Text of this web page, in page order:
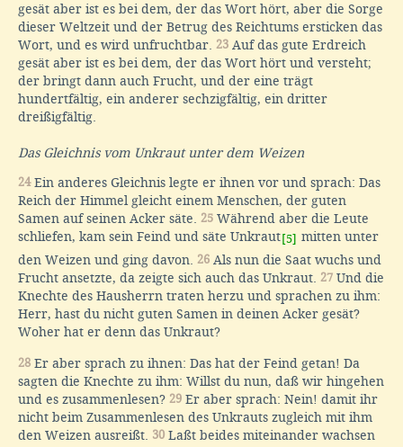
gesät aber ist es bei dem, der das Wort hört, aber die Sorge
dieser Weltzeit und der Betrug des Reichtums ersticken das
Wort, und es wird unfruchtbar. 23 Auf das gute Erdreich
gesät aber ist es bei dem, der das Wort hört und versteht;
der bringt dann auch Frucht, und der eine trägt
hundertfältig, ein anderer sechzigfältig, ein dritter
dreißigfältig.
Das Gleichnis vom Unkraut unter dem Weizen
24Ein anderes Gleichnis legte er ihnen vor und sprach: Das
Reich der Himmel gleicht einem Menschen, der guten
Samen auf seinen Acker säte. 25 Während aber die Leute
schliefen, kam sein Feind und säte Unkraut [5] mitten unter
den Weizen und ging davon. 26 Als nun die Saat wuchs und
Frucht ansetzte, da zeigte sich auch das Unkraut. 27 Und die
Knechte des Hausherrn traten herzu und sprachen zu ihm:
Herr, hast du nicht guten Samen in deinen Acker gesät?
Woher hat er denn das Unkraut?
28 Er aber sprach zu ihnen: Das hat der Feind getan! Da
sagten die Knechte zu ihm: Willst du nun, daß wir hingehen
und es zusammenlesen? 29 Er aber sprach: Nein! damit ihr
nicht beim Zusammenlesen des Unkrauts zugleich mit ihm
den Weizen ausreißt. 30 Laßt beides miteinander wachsen